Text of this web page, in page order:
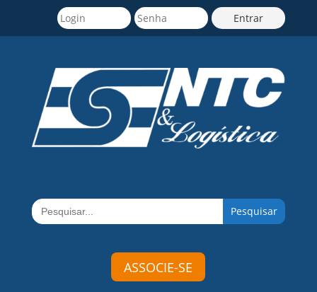
Search
for:
ASSOCIE-SE